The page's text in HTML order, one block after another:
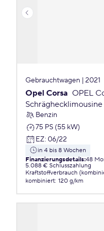
Gebrauchtwagen | 2021
Opel Corsa OPEL
Schräghecklimousine
Benzin
75 PS (55 kW)
EZ: 06/22
in 4 bis 8 Wochen
Finanzierungsdetails:48
5.088 € Schlusszahlung
Kraftstoffverbrauch
kombiniert: 120 g/km